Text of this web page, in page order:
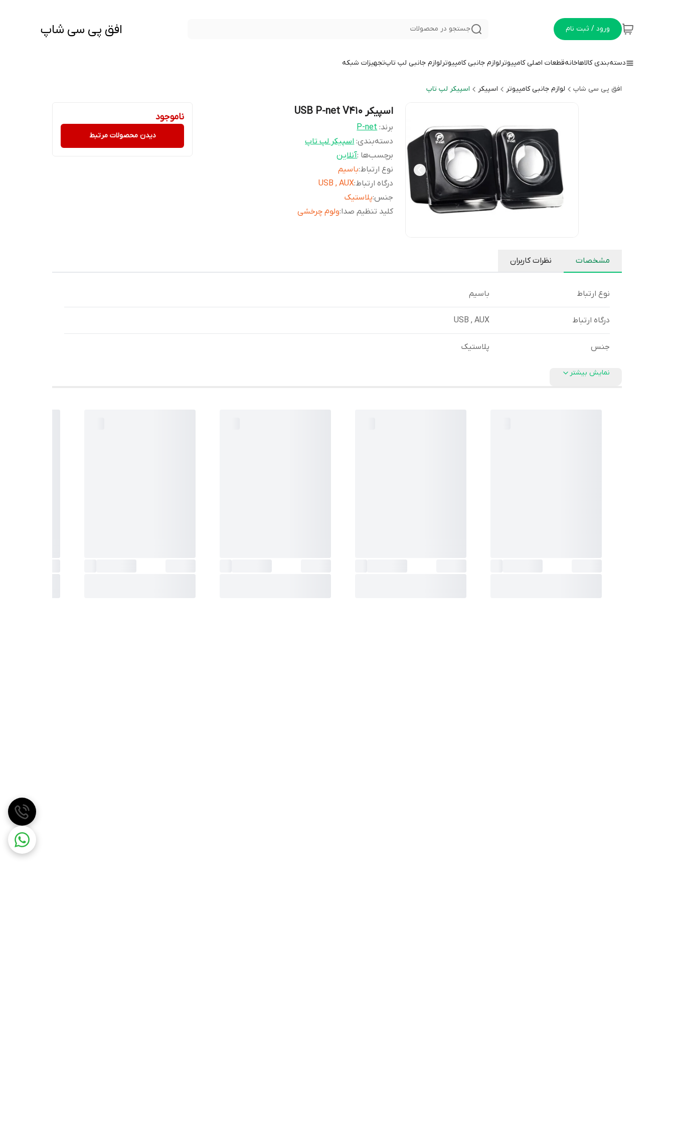
ورود / ثبت نام جستجو در محصولات افق پی سی شاپ
دسته‌بندی کالاهاخانهقطعات اصلی کامپیوترلوازم جانبی کامپیوترلوازم جانبی لپ تاپتجهیزات شبکه
افق پی سی شاپ لوازم جانبی کامپیوتر اسپیکر اسپیکر لپ تاپ
اسپیکر USB P-net V410
برند: P-net
دسته‌بندی:اسپیکر لپ تاپ
برچسب‌ها :آنلاین
نوع ارتباط:باسیم
درگاه ارتباط:
USB , AUX
جنس:پلاستیک
کلید تنظیم صدا:ولوم چرخشی
ناموجود
دیدن محصولات مرتبط
مشخصات نظرات کاربران
نوع ارتباط باسیم
درگاه ارتباط USB , AUX
جنس پلاستیک
نمایش بیشتر